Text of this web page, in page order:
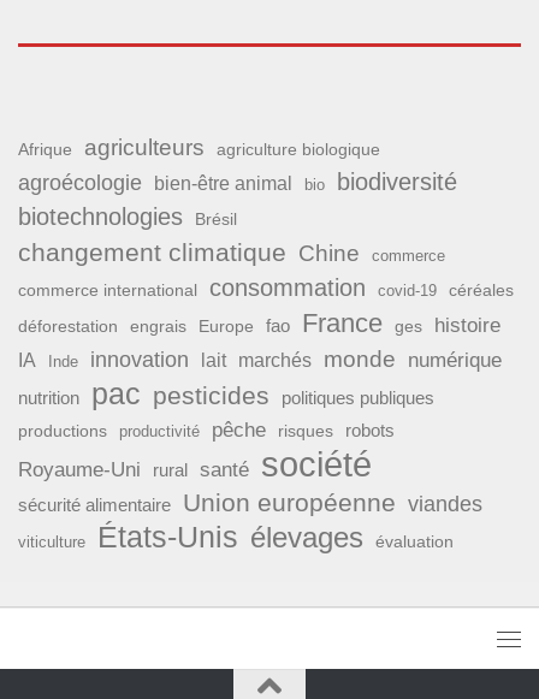
Afrique agriculteurs agriculture biologique
agroécologie bien-être animal bio
biodiversité
biotechnologies
Brésil
changement climatique Chine commerce
commerce international consommation covid-19 céréales
déforestation engrais Europe fao France ges histoire
IA Inde innovation lait marchés monde numérique
nutrition pac pesticides politiques publiques
productions productivité pêche risques robots
Royaume-Uni rural santé société
sécurité alimentaire Union européenne viandes
viticulture États-Unis élevages évaluation